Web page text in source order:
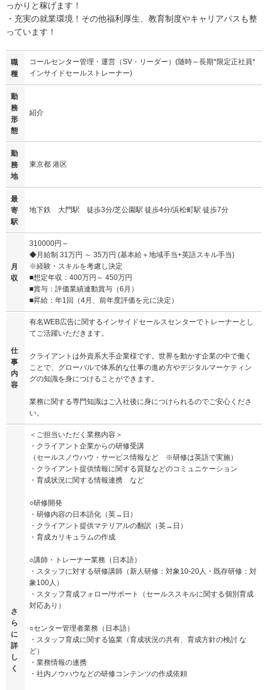
っかりと稼げます！
・充実の就業環境！その他福利厚生、教育制度やキャリアパスも整
っています！
職
種
コールセンター管理・運営（SV・リーダー）(随時～長期*限定正社員*
インサイドセールストレーナー)
勤
務
形
態
紹介
勤
務
地
東京都 港区
最
寄
駅
地下鉄 大門駅 徒歩3分/芝公園駅 徒歩4分/浜松町駅 徒歩7分
月
収
310000円～
◆月給制 31万円 ～ 35万円 (基本給＋地域手当+英語スキル手当)
※経験・スキルを考慮し決定
■想定年収：400万円～ 450万円
■賞与：評価業績連動賞与（6月）
■昇給：年1回（4月、前年度評価を元に決定）
仕
事
内
容
有名WEB広告に関するインサイドセールスセンターでトレーナーとし
てご活躍いただきます。
クライアントは外資系大手企業様です。世界を動かす企業の中で働く
ことで、グローバルで体系的な仕事の進め方やデジタルマーケティン
グの知識を身につけることができます。
業務に関する専門知識はご入社後に身につけられるのでご安心くださ
い。
さ
ら
に
詳
し
く
＜ご担当いただく業務内容＞
・クライアント企業からの研修受講
（セールスノウハウ・サービス情報など ※研修は英語で実施）
・クライアント提供情報に関する質疑などのコミュニケーション
・育成状況に関する情報連携 など
○研修開発
・研修内容の日本語化（英→日）
・クライアント提供マテリアルの翻訳（英→日）
・育成カリキュラムの作成
○講師・トレーナー業務（日本語）
・スタッフに対する研修講師（新人研修：対象10-20人・既存研修：対
象100人）
・スタッフ育成フォロー/サポート（セールススキルに関する個別育成
対応あり）
○センター管理者業務（日本語）
・スタッフ育成に関する協業（育成状況の共有、育成方針の検討 な
ど）
・業務情報の連携
・社内ノウハウなどの研修コンテンツの作成依頼